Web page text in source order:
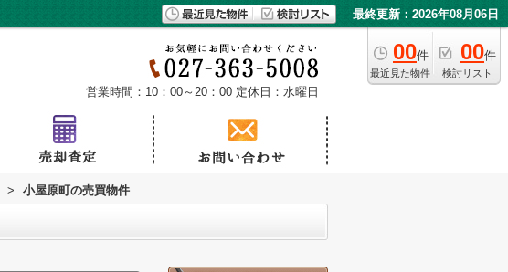
最終更新：2026年08月06日
00件
最近見た物件
00件
検討リスト
営業時間：10：00～20：00 定休日：水曜日
> 小屋原町の売買物件